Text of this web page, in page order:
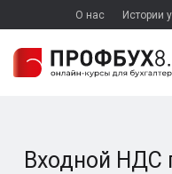
О нас Истории
Входной НДС